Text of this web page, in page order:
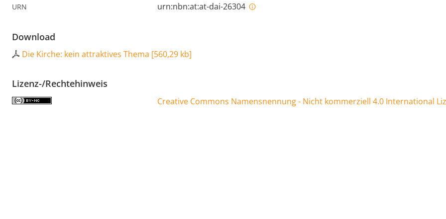
URN urn:nbn:at:at-dai-26304
Download
Die Kirche: kein attraktives Thema [560,29 kb]
Lizenz-/Rechtehinweis
Creative Commons Namensnennung - Nicht kommerziell 4.0 International